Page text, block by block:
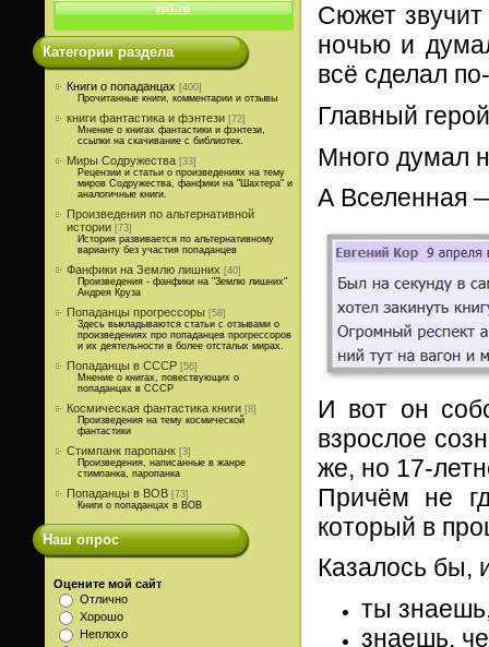
Категории раздела
Книги о попаданцах [400]
Прочитанные книги, комментарии и отзывы
книги фантастика и фэнтези [72]
Мнение о книгах фантастики и фэнтези,
ссылки на скачивание с библиотек.
Миры Содружества [33]
Рецензии и статьи о произведениях на тему
миров Содружества, фанфики на "Шахтера" и
аналогичные книги.
Произведения по альтернативной
истории [73]
История развивается по альтернативному
варианту без участия попаданцев
Фанфики на Землю лишних [40]
Произведения - фанфики на "Землю лишних"
Андрея Круза
Попаданцы прогрессоры [58]
Здесь выкладываются статьи с отзывами о
произведениях про попаданцев прогрессоров
и их деятельности в более отсталых мирах.
Попаданцы в СССР [56]
Мнение о книгах, повествующих о
попаданцах в СССР
Космическая фантастика книги [8]
Произведения на тему космической
фантастики
Стимпанк паропанк [3]
Произведения, написанные в жанре
стимпанка, паропанка
Попаданцы в ВОВ [73]
Книги о попаданцах в ВОВ
Наш опрос
Оцените мой сайт
Отлично
Хорошо
Неплохо
Сюжет
ночью и
всё сделал
Главный
Много думал
А Вселенная
И вот он
взрослое
же, но 17-
Причём не
который в
Казалось бы,
ты
знаешь,